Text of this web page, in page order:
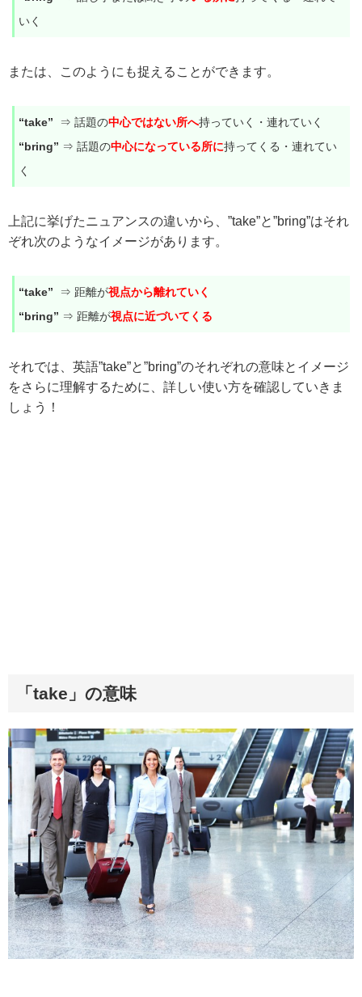
いく
または、このようにも捉えることができます。
“take” ⇒ 話題の中心ではない所へ持っていく・連れていく
“bring” ⇒ 話題の中心になっている所に持ってくる・連れてい
く
上記に挙げたニュアンスの違いから、”take”と”bring”はそれ
ぞれ次のようなイメージがあります。
“take” ⇒ 距離が視点から離れていく
“bring” ⇒ 距離が視点に近づいてくる
それでは、英語”take”と”bring”のそれぞれの意味とイメージ
をさらに理解するために、詳しい使い方を確認していきま
しょう！
「take」の意味